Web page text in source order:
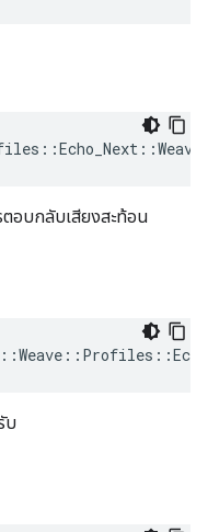
อบกลับเสียงสะท้อน
::Weave :: Profiles ::
บ